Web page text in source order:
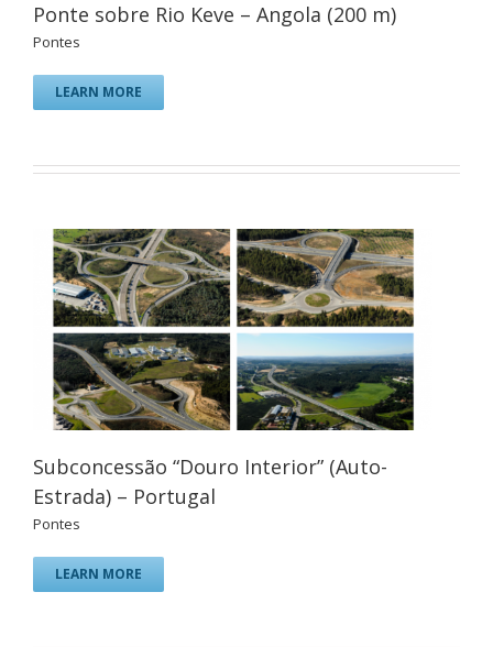
Ponte sobre Rio Keve – Angola (200 m)
Pontes
LEARN MORE
Subconcessão “Douro Interior” (Auto-
Estrada) – Portugal
Pontes
LEARN MORE